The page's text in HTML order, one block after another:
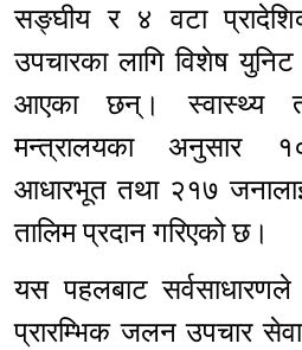
सङ्घीय र ४ वटा
उपचारका लागि विशेष
आएका छन्। स्वास्थ्य
मन्त्रालयका अनुसार
आधारभूत तथा २१७
तालिम प्रदान गरिएको छ।
यस पहलबाट
प्रारम्भिक जलन उपचार